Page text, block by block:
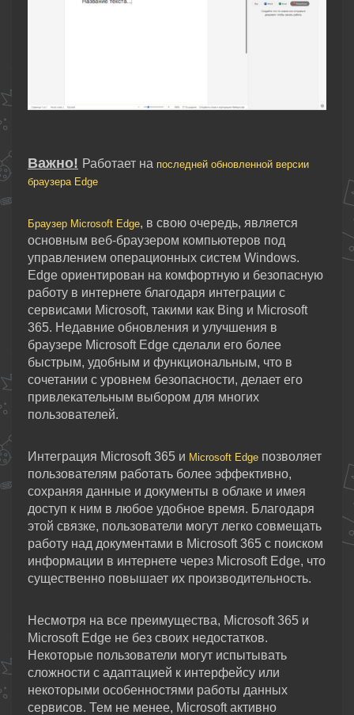
Важно! Работает на последней обновленной версии
браузера Edge
Браузер Microsoft Edge, в свою очередь, является
основным веб-браузером компьютеров под
управлением операционных систем Windows.
Edge ориентирован на комфортную и безопасную
работу в интернете благодаря интеграции с
сервисами Microsoft, такими как Bing и Microsoft
365. Недавние обновления и улучшения в
браузере Microsoft Edge сделали его более
быстрым, удобным и функциональным, что в
сочетании с уровнем безопасности, делает его
привлекательным выбором для многих
пользователей.
Интеграция Microsoft 365 и Microsoft Edge позволяет
пользователям работать более эффективно,
сохраняя данные и документы в облаке и имея
доступ к ним в любое удобное время. Благодаря
этой связке, пользователи могут легко совмещать
работу над документами в Microsoft 365 с поиском
информации в интернете через Microsoft Edge, что
существенно повышает их производительность.
Несмотря на все преимущества, Microsoft 365 и
Microsoft Edge не без своих недостатков.
Некоторые пользователи могут испытывать
сложности с адаптацией к интерфейсу или
некоторыми особенностями работы данных
сервисов. Тем не менее, Microsoft активно